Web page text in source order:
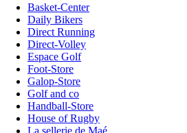
Basket-Center
Daily Bikers
Direct Running
Direct-Volley
Espace Golf
Foot-Store
Galop-Store
Golf and co
Handball-Store
House of Rugby
La sellerie de Maé